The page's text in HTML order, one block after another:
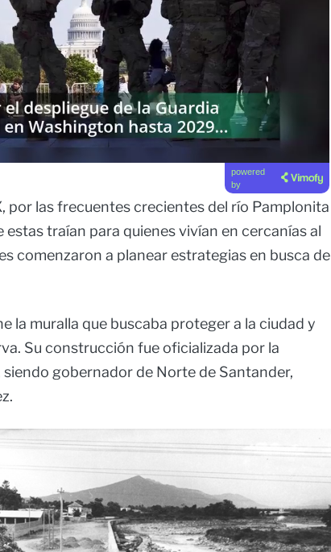
powered
by
por las frecuentes crecientes del río Pamplonita
estas traían para quienes vivían en cercanías al
comenzaron a planear estrategias en busca de
la muralla que buscaba proteger a la ciudad y
Su construcción fue oficializada por la
gobernador de Norte de Santander,